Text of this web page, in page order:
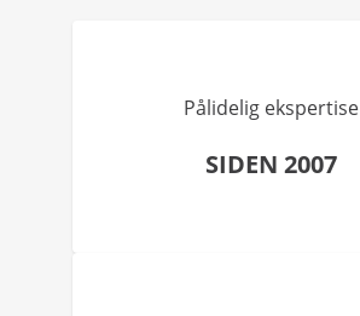
Pålidelig ekspertise
SIDEN 2007